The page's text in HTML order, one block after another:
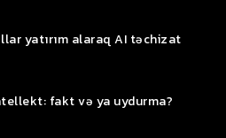
yatırım alaraq AI təchizat
fakt və ya uydurma?